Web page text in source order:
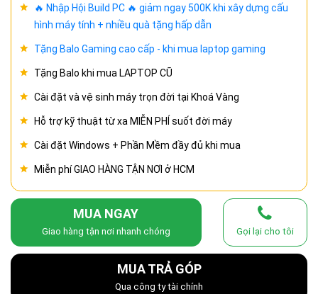
🔥 Nhập Hội Build PC 🔥 giảm ngay 500K khi xây dựng cấu
hình máy tính + nhiều quà tặng hấp dẫn
Tặng Balo Gaming cao cấp - khi mua laptop gaming
Tặng Balo khi mua LAPTOP CŨ
Cài đặt và vệ sinh máy trọn đời tại Khoá Vàng
Hỗ trợ kỹ thuật từ xa MIỄN PHÍ suốt đời máy
Cài đặt Windows + Phần Mềm đầy đủ khi mua
Miễn phí GIAO HÀNG TẬN NƠI ở HCM
MUA NGAY
Giao hàng tận nơi nhanh chóng Gọi lại cho tôi
MUA TRẢ GÓP
Qua công ty tài chính